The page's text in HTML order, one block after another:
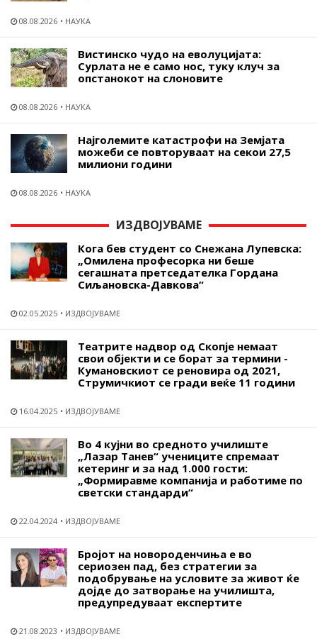
08.08.2026 НАУКА
Вистинско чудо на еволуцијата:
Сурлата не е само нос, туку клуч за
опстанокот на слоновите
08.08.2026 НАУКА
Најголемите катастрофи на Земјата
можеби се повторуваат на секои 27,5
милиони години
08.08.2026 НАУКА
ИЗДВОЈУВАМЕ
Кога бев студент со Снежана Лупевска:
„Омилена професорка ни беше
сегашната претседателка Гордана
Сиљановска-Давкова“
02.05.2025 ИЗДВОЈУВАМЕ
Театрите надвор од Скопје немаат
свои објекти и се борат за термини -
Кумановскиот се реновира од 2021,
Струмичкиот се гради веќе 11 години
16.04.2025 ИЗДВОЈУВАМЕ
Во 4 кујни во средното училиште
„Лазар Танев“ учениците спремаат
кетеринг и за над 1.000 гости:
„Формиравме компанија и работиме по
светски стандарди“
22.04.2024 ИЗДВОЈУВАМЕ
Бројот на новороденчиња е во
сериозен пад, без стратегии за
подобрување на условите за живот ќе
дојде до затворање на училишта,
предупредуваат експертите
21.08.2023 ИЗДВОЈУВАМЕ